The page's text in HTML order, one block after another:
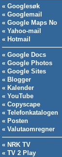
« Googlesøk
« Googlemail
« Google Maps No
« Yahoo-mail
« Hotmail
« Google Docs
« Google Photos
« Google Sites
« Blogger
« Kalender
« YouTube
« Copyscape
« Telefonkatalogen
« Posten
« Valutaomregner
« NRK TV
« TV 2 Play